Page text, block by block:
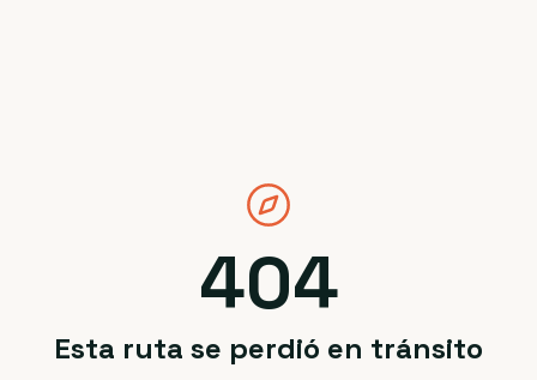
404
Esta ruta se perdió en tránsito